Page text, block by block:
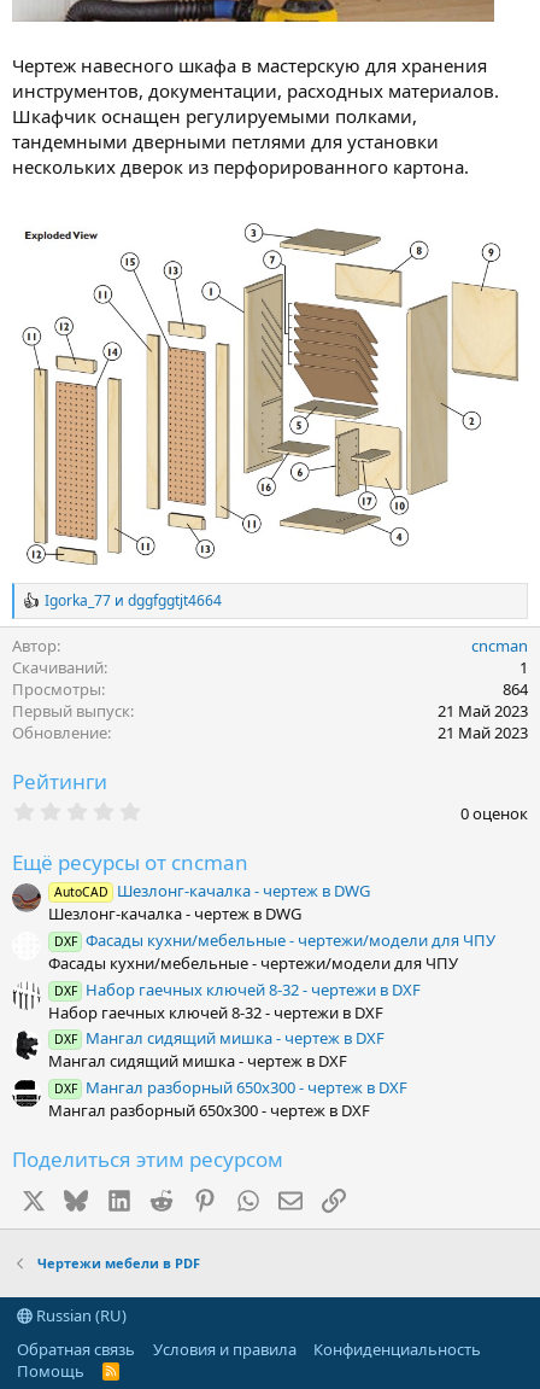
Чертеж навесного шкафа в мастерскую для хранения
инструментов, документации, расходных материалов.
Шкафчик оснащен регулируемыми полками,
тандемными дверными петлями для установки
нескольких дверок из перфорированного картона.
Р
е
а
к
ц
и
и
:
Igorka_77 и dggfggtjt4664
Автор
cncman
Скачиваний
1
Просмотры
864
Первый выпуск
21 Май 2023
Обновление
21 Май 2023
Рейтинги
0
з
в
ё
з
д
0 оценок
Ещё ресурсы от cncman
AutoCAD
Шезлонг-качалка - чертеж в DWG
Шезлонг-качалка - чертеж в DWG
DXF Фасады кухни/мебельные - чертежи/модели для ЧПУ
Фасады кухни/мебельные - чертежи/модели для ЧПУ
DXF Набор гаечных ключей 8-32 - чертежи в DXF
Набор гаечных ключей 8-32 - чертежи в DXF
DXF Мангал сидящий мишка - чертеж в DXF
Мангал сидящий мишка - чертеж в DXF
DXF Мангал разборный 650х300 - чертеж в DXF
Мангал разборный 650х300 - чертеж в DXF
Поделиться этим ресурсом
BlueskyLinkedIn
Reddit PinterestWhatsAppЭлектронная почта
Ссылка
Чертежи мебели в PDF
Russian (RU)
Обратная связь
Условия и правила
Конфиденциальность
Помощь
R